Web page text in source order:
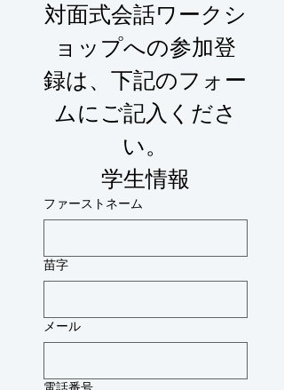
対面式会話ワークシ
ョップへの参加登
録は、下記のフォー
ムにご記入くださ
い。
学生情報
ファーストネーム
苗字
メール